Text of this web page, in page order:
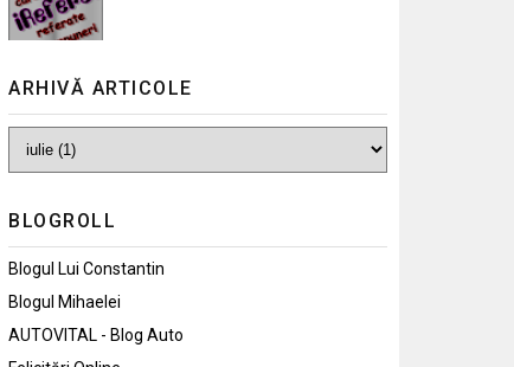
ARHIVĂ ARTICOLE
BLOGROLL
Blogul Lui Constantin
Blogul Mihaelei
AUTOVITAL - Blog Auto